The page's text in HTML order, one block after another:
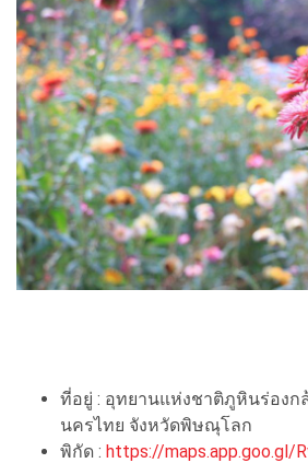
ที่อยู่ : อุทยานแห่งชาติภูหินร่องก
นครไทย จังหวัดพิษณุโลก
พิกัด : https://maps.app.goo.gl/